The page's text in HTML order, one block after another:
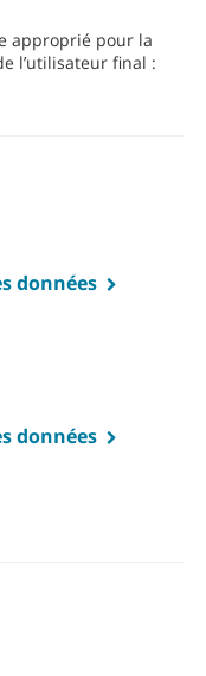
approprié pour la
l’utilisateur final :
données
données